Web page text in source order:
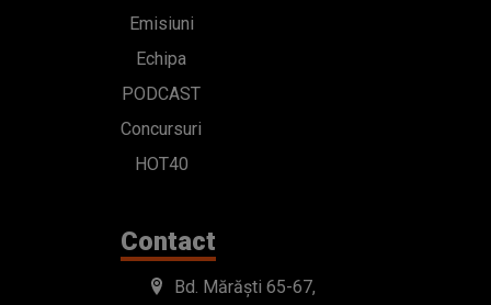
Emisiuni
Echipa
PODCAST
Concursuri
HOT40
Contact
Bd. Mărăști 65-67,